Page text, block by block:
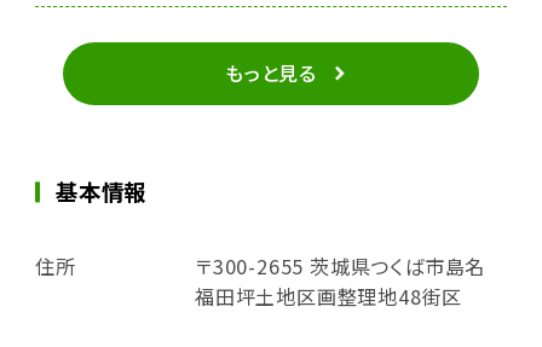
もっと見る
基本情報
住所
〒300-2655 茨城県つくば市島名
福田坪土地区画整理地48街区